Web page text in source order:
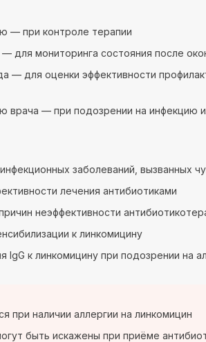
— при контроле терапии
— для мониторинга состояния после
— для оценки эффективности
врача — при подозрении на инфекцию
заболеваний, вызванных
лечения антибиотиками
неэффективности
к линкомицину
IgG к линкомицину при подозрении на
при наличии аллергии на линкомицин
быть искажены при приёме